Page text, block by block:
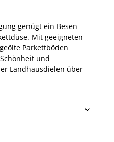
genügt ein Besen
Mit geeigneten
Parkettböden
und
Landhausdielen über